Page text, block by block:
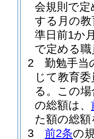
会規則で
する月の
準日前1か
で定める
2
勤勉手当
じて教育
る。 この
の総額は、
た額の総
3
前2条の